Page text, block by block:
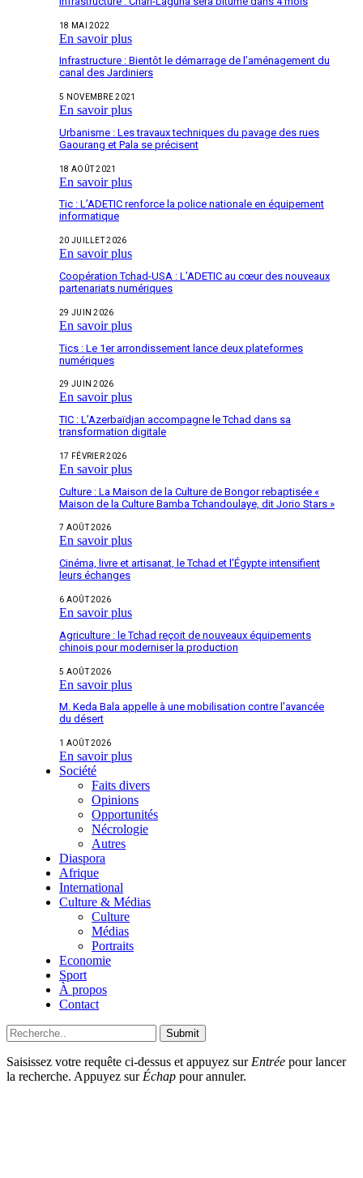
18 MAI 2022
En savoir plus
Infrastructure : Bientôt le démarrage de l’aménagement du
canal des Jardiniers
5 NOVEMBRE 2021
En savoir plus
Urbanisme : Les travaux techniques du pavage des rues
Gaourang et Pala se précisent
18 AOÛT 2021
En savoir plus
Tic : L’ADETIC renforce la police nationale en équipement
informatique
20 JUILLET 2026
En savoir plus
Coopération Tchad-USA : L’ADETIC au cœur des nouveaux
partenariats numériques
29 JUIN 2026
En savoir plus
Tics : Le 1er arrondissement lance deux plateformes
numériques
29 JUIN 2026
En savoir plus
TIC : L’Azerbaïdjan accompagne le Tchad dans sa
transformation digitale
17 FÉVRIER 2026
En savoir plus
Culture : La Maison de la Culture de Bongor rebaptisée «
Maison de la Culture Bamba Tchandoulaye, dit Jorio Stars »
7 AOÛT 2026
En savoir plus
Cinéma, livre et artisanat, le Tchad et l’Égypte intensifient
leurs échanges
6 AOÛT 2026
En savoir plus
Agriculture : le Tchad reçoit de nouveaux équipements
chinois pour moderniser la production
5 AOÛT 2026
En savoir plus
M. Keda Bala appelle à une mobilisation contre l’avancée
du désert
1 AOÛT 2026
En savoir plus
Société
Faits divers
Opinions
Opportunités
Nécrologie
Autres
Diaspora
Afrique
International
Culture & Médias
Culture
Médias
Portraits
Economie
Sport
À propos
Contact
Submit
Saisissez votre requête ci-dessus et appuyez sur Entrée pour lancer
la recherche. Appuyez sur Échap pour annuler.